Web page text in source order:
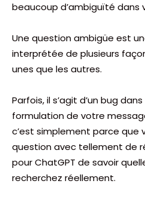
beaucoup d’ambiguïté dans
Une question ambigüe est
interprétée de plusieurs
unes que les autres.
Parfois, il s’agit d’un bug
formulation de votre
c’est simplement parce que
question avec tellement de
pour ChatGPT de savoir
recherchez réellement.